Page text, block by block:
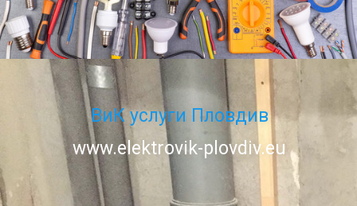
ВиК услуги Пловдив
www.elektrovik-plovdiv.eu